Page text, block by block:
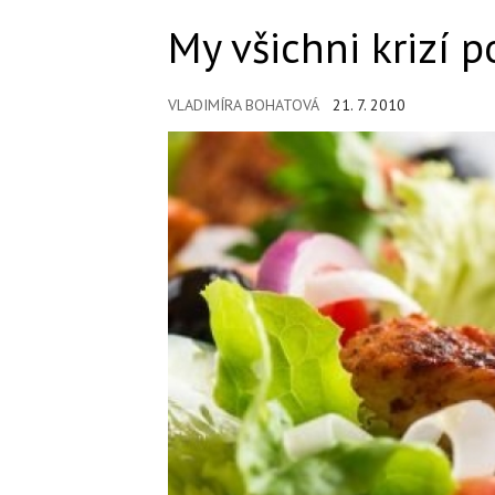
My všichni krizí
VLADIMÍRA BOHATOVÁ 21. 7. 2010